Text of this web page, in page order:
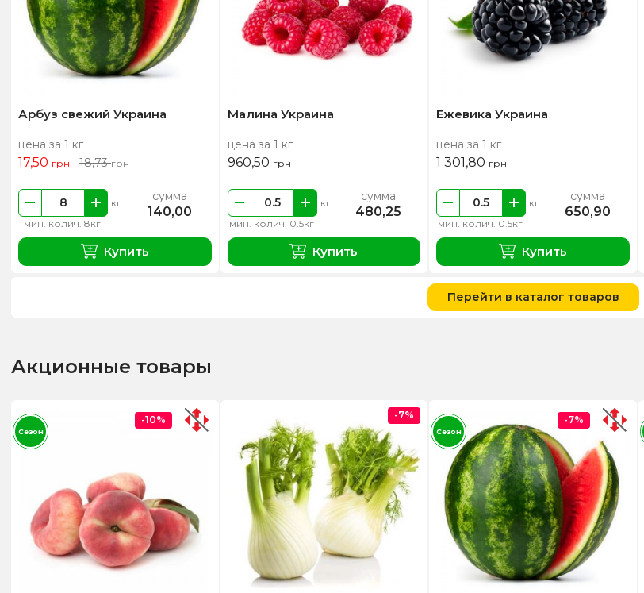
Арбуз свежий Украина
цена за 1 кг
17,50 грн 18,73грн
мин. колич. 8кг
кг сумма
140,00
Купить
Малина Украина
цена за 1 кг
960,50 грн
мин. колич. 0.5кг
кг сумма
480,25
Купить
Ежевика Украина
цена за 1 кг
1 301,80 грн
мин. колич. 0.5кг
кг сумма
650,90
Купить
Перейти в каталог товаров
Акционные товары
-10%
Сезон
-7% -7%
Сезон